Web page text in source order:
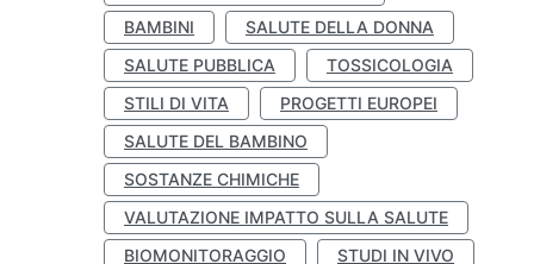
BAMBINI
SALUTE DELLA DONNA
SALUTE PUBBLICA
TOSSICOLOGIA
STILI DI VITA
PROGETTI EUROPEI
SALUTE DEL BAMBINO
SOSTANZE CHIMICHE
VALUTAZIONE IMPATTO SULLA SALUTE
BIOMONITORAGGIO
STUDI IN VIVO